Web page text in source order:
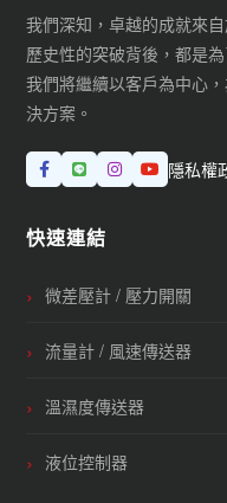
我們深知，卓越的成就來
歷史性的突破背後，都是
我們將繼續以客戶為中心
決方案。
隱私權
快速連結
微差壓計 / 壓力開關
流量計 / 風速傳送器
溫濕度傳送器
液位控制器